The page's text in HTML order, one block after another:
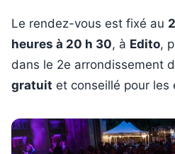
Le rendez-vous est fixé au
heures à 20 h 30, à Edito,
dans le 2e arrondissement
gratuit et conseillé pour les